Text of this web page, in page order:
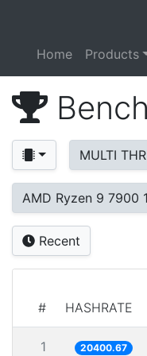
Home Products
MULTI
AMD Ryzen 9 7900
Recent
# HASHRATE
1 20400.67